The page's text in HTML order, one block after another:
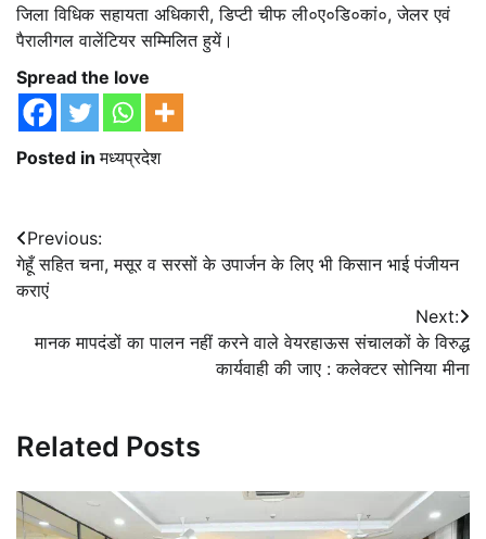
जिला विधिक सहायता अधिकारी, डिप्टी चीफ ली०ए०डि०कां०, जेलर एवं
पैरालीगल वालेंटियर सम्मिलित हुयें।
Spread the love
Posted inमध्यप्रदेश
Post
navigation
Previous:
गेहूँ सहित चना, मसूर व सरसों के उपार्जन के लिए भी किसान भाई पंजीयन
कराएं
Next:
मानक मापदंडों का पालन नहीं करने वाले वेयरहाऊस संचालकों के विरुद्ध
कार्यवाही की जाए : कलेक्टर सोनिया मीना
Related Posts